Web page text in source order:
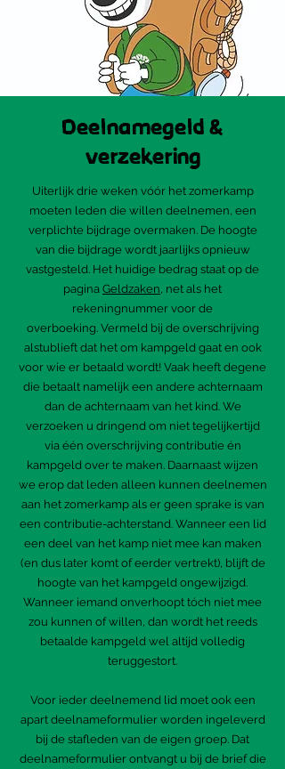
Deelnamegeld &
verzekering
Uiterlijk drie weken vóór het zomerkamp
moeten leden die willen deelnemen, een
verplichte bijdrage overmaken. De hoogte
van die bijdrage wordt jaarlijks opnieuw
vastgesteld. Het huidige bedrag staat op de
pagina Geldzaken, net als het
rekeningnummer voor de
overboeking. Vermeld bij de overschrijving
alstublieft dat het om kampgeld gaat en ook
voor wie er betaald wordt! Vaak heeft degene
die betaalt namelijk een andere achternaam
dan de achternaam van het kind. We
verzoeken u dringend om niet tegelijkertijd
via één overschrijving contributie én
kampgeld over te maken. Daarnaast wijzen
we erop dat leden alleen kunnen deelnemen
aan het zomerkamp als er geen sprake is van
een contributie-achterstand. Wanneer een lid
een deel van het kamp niet mee kan maken
(en dus later komt of eerder vertrekt), blijft de
hoogte van het kampgeld ongewijzigd.
Wanneer iemand onverhoopt tóch niet mee
zou kunnen of willen, dan wordt het reeds
betaalde kampgeld wel altijd volledig
teruggestort.
Voor ieder deelnemend lid moet ook een
apart deelnameformulier worden ingeleverd
bij de stafleden van de eigen groep. Dat
deelnameformulier ontvangt u bij de brief die